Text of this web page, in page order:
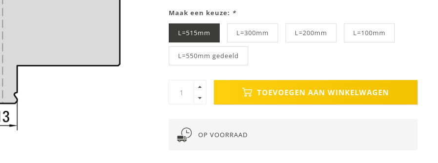
Maak een keuze: *
L=515mm L=300mm L=200mm L=100mm
L=550mm gedeeld
TOEVOEGEN AAN WINKELWAGEN
OP VOORRAAD